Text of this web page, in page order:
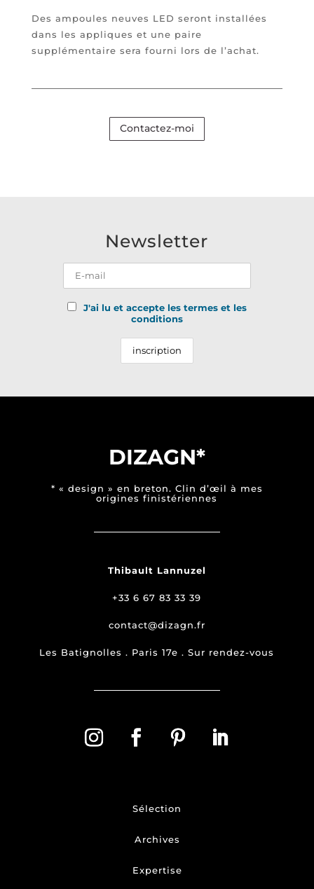
Des ampoules neuves LED seront installées
dans les appliques et une paire
supplémentaire sera fourni lors de l’achat.
Contactez-moi
Newsletter
J'ai lu et accepte les termes et les
conditions
DIZAGN*
* « design » en breton. Clin d’œil à mes
origines finistériennes
Thibault Lannuzel
+33 6 67 83 33 39
contact@dizagn.fr
Les Batignolles . Paris 17e . Sur rendez-vous
Sélection
Archives
Expertise